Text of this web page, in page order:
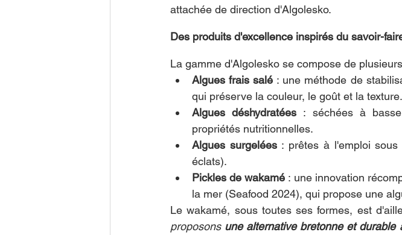
attachée de direction d'Algolesko.
Des produits d'excellence inspirés du savoir-
La gamme d'Algolesko se compose de
Algues frais salé : une méthode de
qui préserve la couleur, le goût et la texture.
Algues déshydratées : séchées à
propriétés nutritionnelles.
Algues surgelées : prêtes à l'emploi sous
éclats).
Pickles de wakamé : une innovation
la mer (Seafood 2024), qui propose une
Le wakamé, sous toutes ses formes, est
proposons une alternative bretonne et